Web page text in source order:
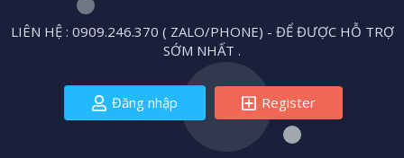
LIÊN HỆ : 0909.246.370 ( ZALO/PHONE) - ĐỂ ĐƯỢC HỖ TRỢ
SỚM NHẤT .
Đăng nhập Register